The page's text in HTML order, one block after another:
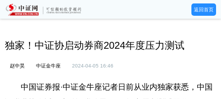
返回首页
独家！中证协启动券商2024年度压力测试
赵中昊 中证金牛座 2024-04-05 16:46
中国证券报·中证金牛座记者日前从业内独家获悉，中国